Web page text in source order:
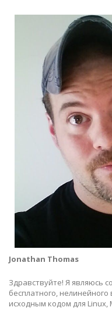
Jonathan Thomas
Здравствуйте! Я являюсь
бесплатного,
исходным кодом для Linux,